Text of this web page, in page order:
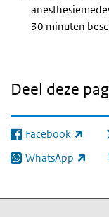
30 minuten
Deel deze
Facebook
(externe link)
WhatsApp
(externe link)